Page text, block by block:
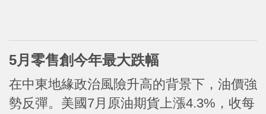
5月零售創今年最大跌幅
在中東地緣政治風險升高的背景下，油價強
勢反彈。美國7月原油期貨上漲4.3%，收每